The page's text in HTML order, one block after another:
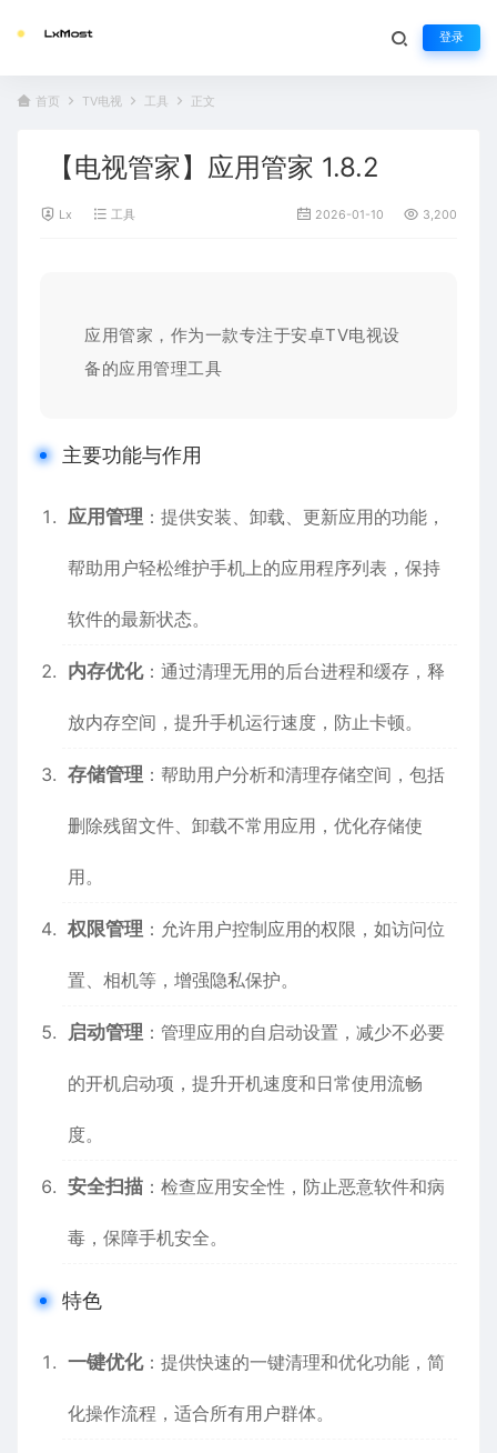
登录
首页 TV电视 工具 正文
【电视管家】应用管家 1.8.2
Lx 工具 2026-01-10 3,200
应用管家，作为一款专注于安卓TV电视设
备的应用管理工具
主要功能与作用
应用管理 ：提供安装、卸载、更新应用的功能，
帮助用户轻松维护手机上的应用程序列表，保持
软件的最新状态。
内存优化：通过清理无用的后台进程和缓存，释
放内存空间，提升手机运行速度，防止卡顿。
存储管理 ：帮助用户分析和清理存储空间，包括
删除残留文件、卸载不常用应用，优化存储使
用。
权限管理 ：允许用户控制应用的权限，如访问位
置、 相机等，增强隐私保护。
启动管理 ：管理应用的自启动设置，减少不必要
的开机启动项，提升开机速度和日常使用流畅
度。
安全扫描 ：检查应用安全性，防止恶意软件和病
毒，保障手机安全。
特色
一键优化：提供快速的一键清理和优化功能，简
化操作流程，适合所有用户群体。